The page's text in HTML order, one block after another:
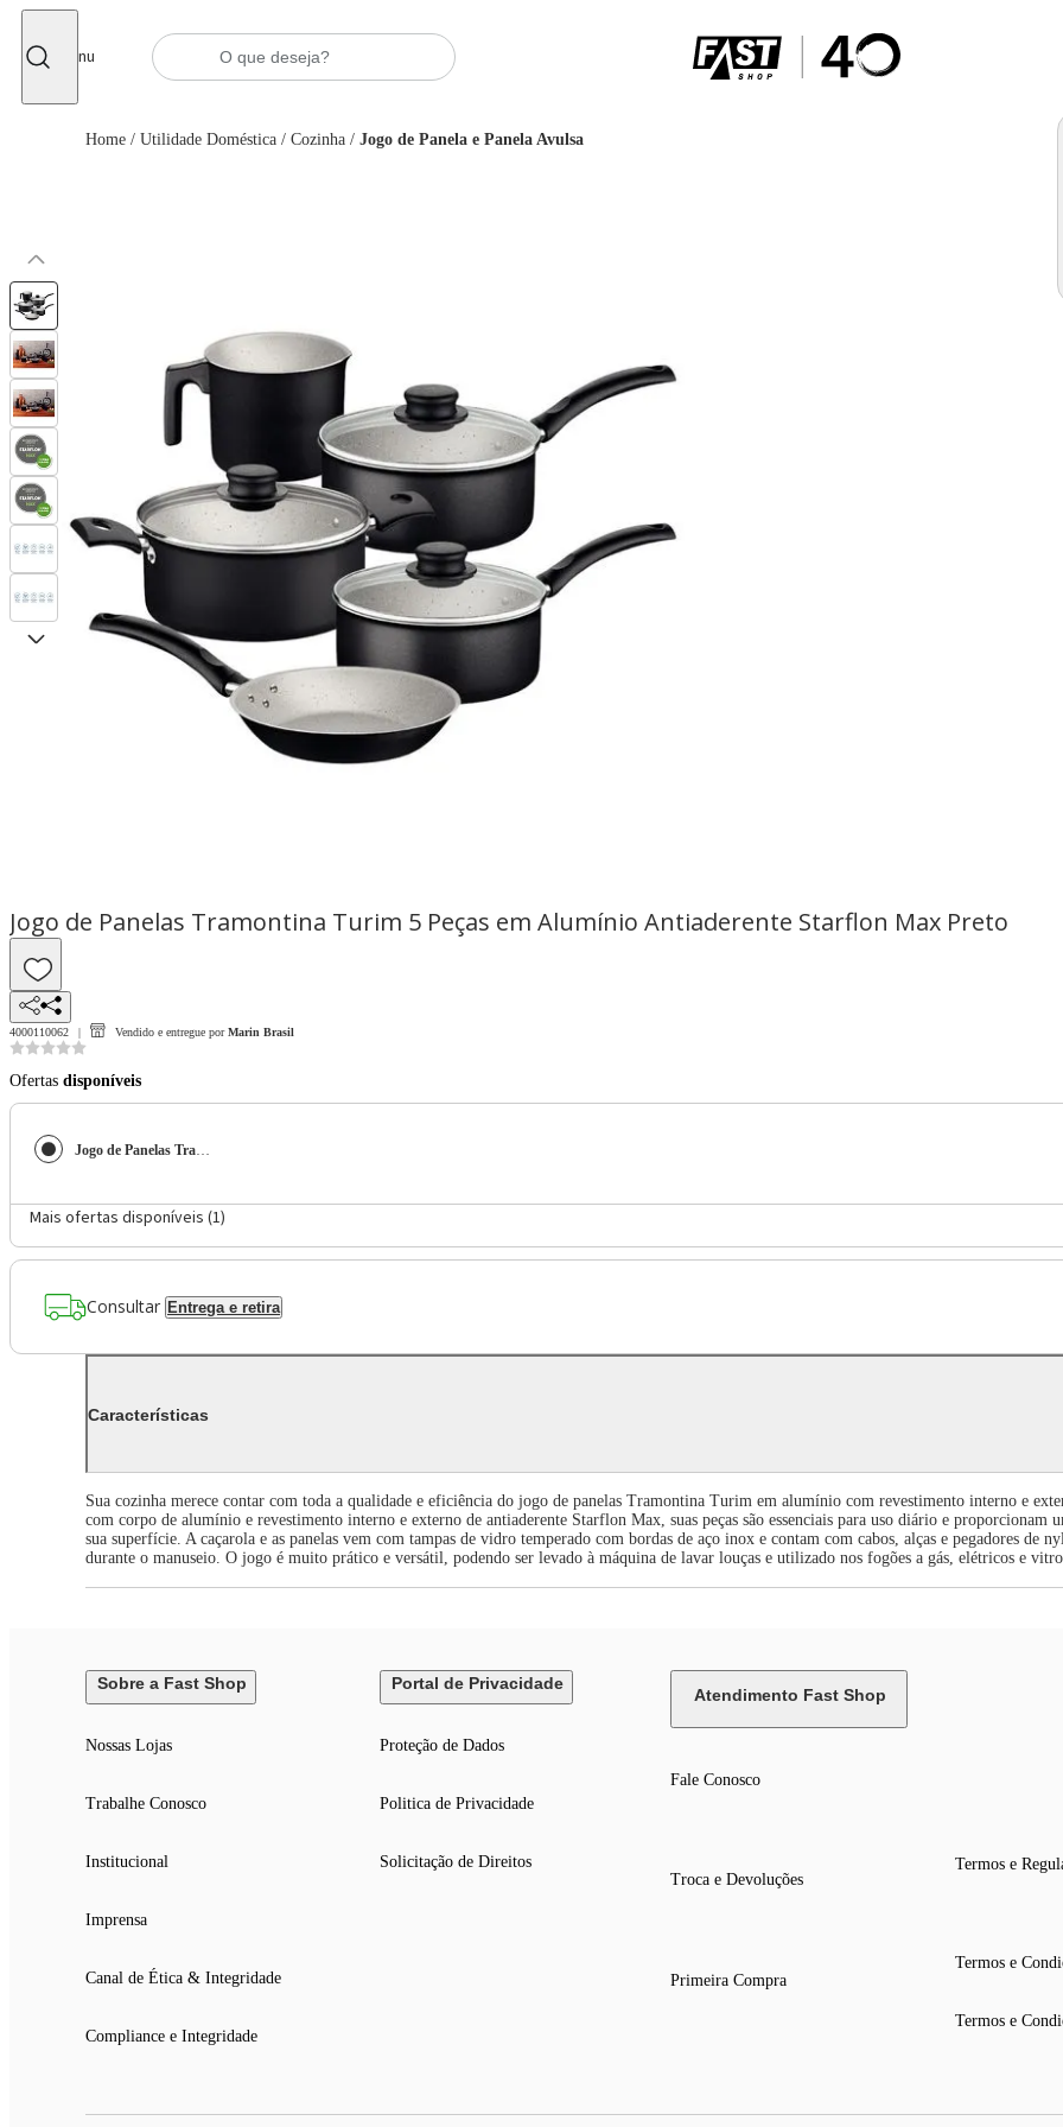
Menu
Home / Utilidade Doméstica / Cozinha / Jogo de Panela e Panela Avulsa
Jogo de Panelas Tramontina Turim 5 Peças em Alumínio Antiaderente Starflon Max Preto
4000110062 Vendido e entregue por Marin Brasil
Ofertas disponíveis
Jogo de Panelas Tramontina Turim 5 Peças em Alumínio Antiaderente Starflon Max Preto
Mais ofertas disponíveis (1)
Consultar Entrega e retira
Características
Sua cozinha merece contar com toda a qualidade e eficiência do jogo de panelas Tramontina Turim em alumínio com revestimento interno e
com corpo de alumínio e revestimento interno e externo de antiaderente Starflon Max, suas peças são essenciais para uso diário e
sua superfície. A caçarola e as panelas vem com tampas de vidro temperado com bordas de aço inox e contam com cabos, alças e pegadores de
durante o manuseio. O jogo é muito prático e versátil, podendo ser levado à máquina de lavar louças e utilizado nos fogões a gás, elétricos e
Sobre a Fast Shop
Nossas Lojas
Trabalhe Conosco
Institucional
Imprensa
Canal de Ética & Integridade
Compliance e Integridade
Portal de Privacidade
Proteção de Dados
Politica de Privacidade
Solicitação de Direitos
Atendimento Fast Shop
Fale Conosco
Troca e Devoluções
Primeira Compra
Termos e
Termos e
Termos e